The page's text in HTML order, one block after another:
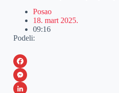
Posao
18. mart 2025.
09:16
Podeli:
F
aM